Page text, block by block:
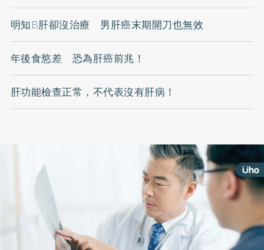
明知B肝卻沒治療 男肝癌末期開刀也無效
年後食慾差 恐為肝癌前兆！
肝功能檢查正常，不代表沒有肝病！